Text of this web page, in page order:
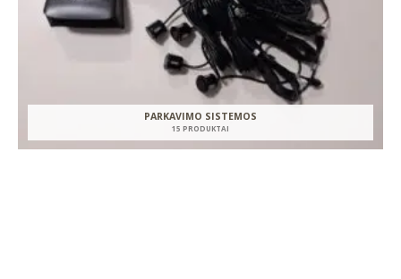
PARKAVIMO SISTEMOS
15 PRODUKTAI